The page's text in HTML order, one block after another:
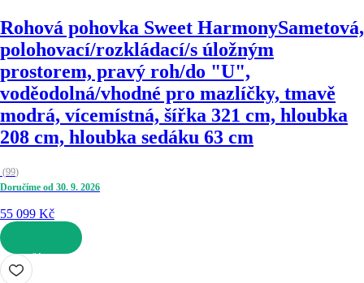
Rohová pohovka Sweet HarmonySametová,
polohovací/rozkládací/s úložným
prostorem, pravý roh/do "U",
voděodolná/vhodné pro mazlíčky, tmavě
modrá, vícemístná, šířka 321 cm, hloubka
208 cm, hloubka sedáku 63 cm
(99)
Doručíme od 30. 9. 2026
55 099 Kč
DO KOŠÍKU